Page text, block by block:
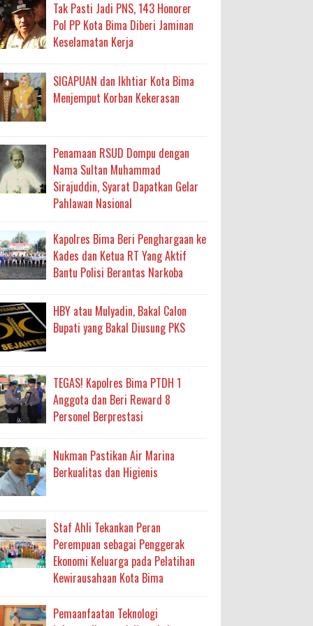
Layanan Berjalan Bertahap
Bantuan BSPS
2027 ke BPJN NTB
Pelaksanaan APBD Kota Bima
Kepercayaan Rakyat Landasan Utama
Air Bersih
Siap Edar
Tak Pasti Jadi PNS, 143 Honorer
Pol PP Kota Bima Diberi Jaminan
Keselamatan Kerja
SIGAPUAN dan Ikhtiar Kota Bima
Menjemput Korban Kekerasan
Penamaan RSUD Dompu dengan
Nama Sultan Muhammad
Sirajuddin, Syarat Dapatkan Gelar
Pahlawan Nasional
Kapolres Bima Beri Penghargaan ke
Kades dan Ketua RT Yang Aktif
Bantu Polisi Berantas Narkoba
HBY atau Mulyadin, Bakal Calon
Bupati yang Bakal Diusung PKS
TEGAS! Kapolres Bima PTDH 1
Anggota dan Beri Reward 8
Personel Berprestasi
Nukman Pastikan Air Marina
Berkualitas dan Higienis
Staf Ahli Tekankan Peran
Perempuan sebagai Penggerak
Ekonomi Keluarga pada Pelatihan
Kewirausahaan Kota Bima
Pemaanfaatan Teknologi